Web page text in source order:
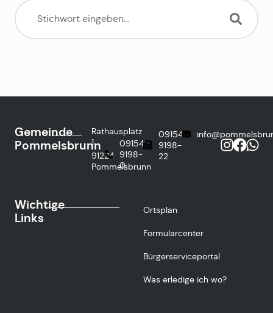
Gemeinde
Pommelsbrunn
Rathausplatz
1
91224
Pommelsbrunn
09154
9198-
0
09154
9198-
22
Wichtige
Links
Ortsplan
Formularcenter
Bürgerserviceportal
Was erledige ich wo?